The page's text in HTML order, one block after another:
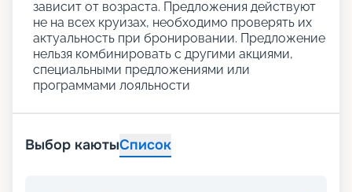
зависит от возраста. Предложения действуют
не на всех круизах, необходимо проверять их
актуальность при бронировании. Предложение
нельзя комбинировать с другими акциями,
специальными предложениями или
программами лояльности
Выбор каютыСписок